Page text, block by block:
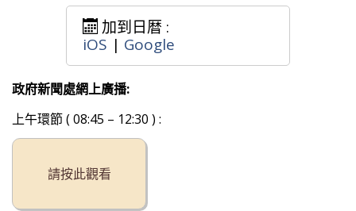
加到日暦 :
iOS | Google
政府新聞處網上廣播:
上午環節 ( 08:45 – 12:30 ) :
請按此觀看